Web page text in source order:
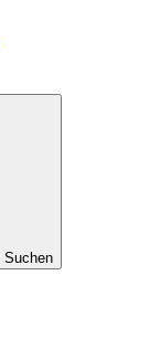
Suchen